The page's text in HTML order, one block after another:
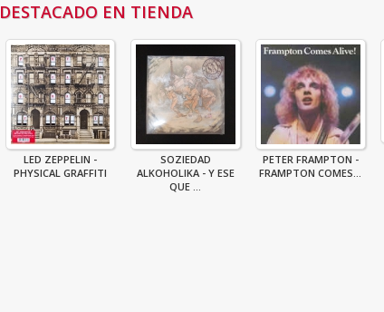
DESTACADO EN TIENDA
LED ZEPPELIN -
PHYSICAL GRAFFITI
SOZIEDAD
ALKOHOLIKA - Y ESE
QUE ...
PETER FRAMPTON -
FRAMPTON COMES...